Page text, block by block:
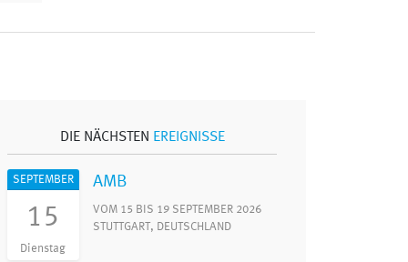
DIE NÄCHSTEN EREIGNISSE
SEPTEMBER
15
Dienstag
AMB
VOM 15 BIS 19 SEPTEMBER 2026
STUTTGART, DEUTSCHLAND